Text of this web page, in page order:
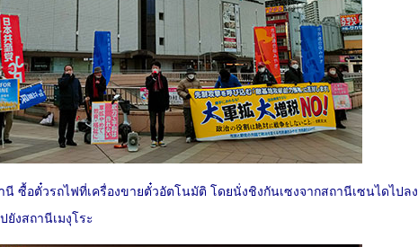
ซื้อตั๋วรถไฟที่เครื่องขายตั๋วอัตโนมัติ โดยนั่งชิงกันเซงจากสถานีเซนไดไปลง
ยังสถานีเมงุโระ